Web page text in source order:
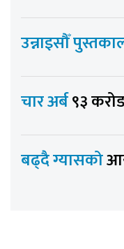
उन्नाइसौँ
चार अर्ब९३
बढ्दै ग्यासको